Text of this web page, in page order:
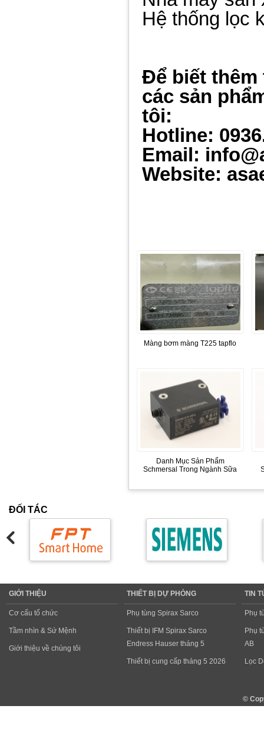
Hệ thống lọc
Để biết thêm
các sản
tôi:
Hotline:
Email:
Website:
Màng bơm màng T225 tapflo
Danh Mục Sản Phẩm
Schmersal Trong Ngành Sữa
ĐỐI TÁC
GIỚI THIỆU
Cơ cấu tổ chức
Tầm nhìn & Sứ Mệnh
Giới thiệu về chúng tôi
THIẾT BỊ DỰ PHÒNG
Phụ tùng Spirax Sarco
Thiết bị IFM Spirax Sarco
Endress Hauser tháng 5
Thiết bị cung cấp tháng 5 2026
TIN
Phụ
Phụ
AB
Lọc
©